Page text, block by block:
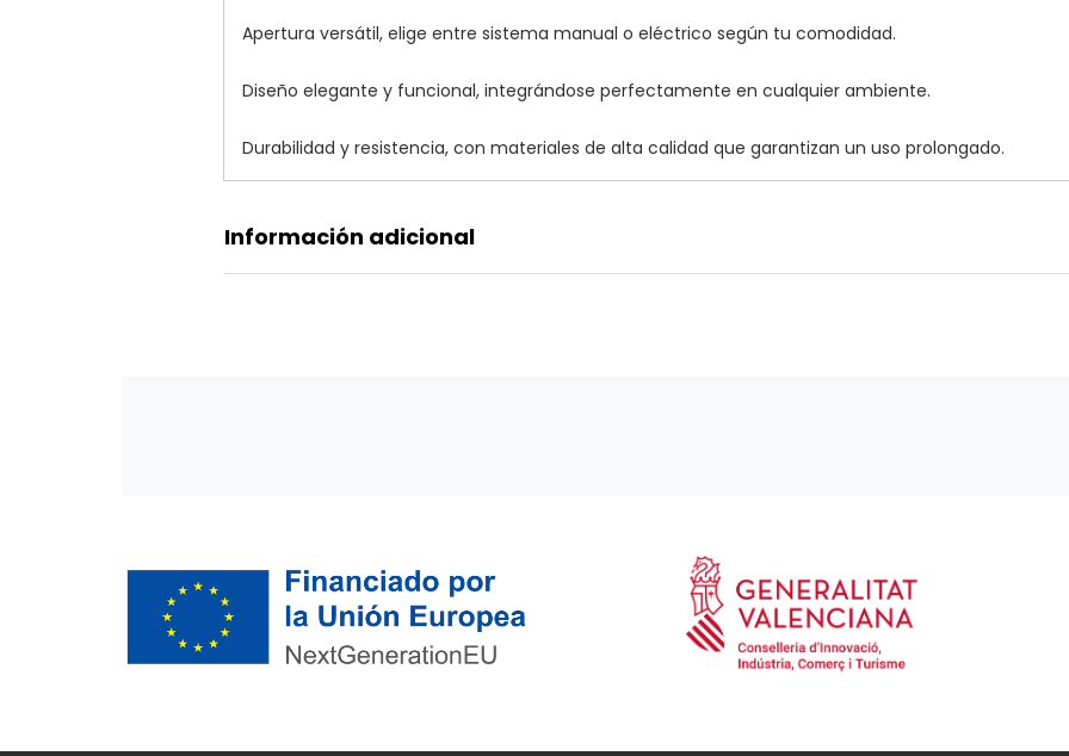
Apertura versátil, elige entre sistema manual o eléctrico según tu comodidad.
Diseño elegante y funcional, integrándose perfectamente en cualquier ambiente.
Durabilidad y resistencia, con materiales de alta calidad que garantizan un uso prolongado.
Información adicional